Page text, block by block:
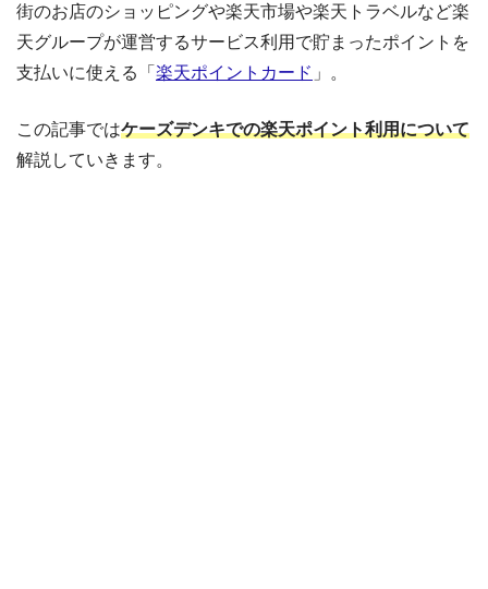
街のお店のショッピングや楽天市場や楽天トラベルなど楽
天グループが運営するサービス利用で貯まったポイントを
支払いに使える「 楽天ポイントカード 」。
この記事ではケーズデンキでの楽天ポイント利用について
解説していきます。